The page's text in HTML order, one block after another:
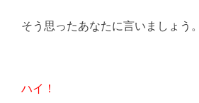
そう思ったあなたに言いましょう。
ハイ！